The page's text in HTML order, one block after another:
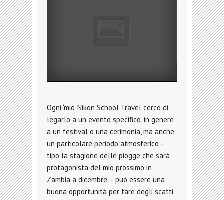
Ogni ‘mio’ Nikon School Travel cerco di
legarlo a un evento specifico, in genere
a un festival o una cerimonia, ma anche
un particolare periodo atmosferico –
tipo la stagione delle piogge che sarà
protagonista del mio prossimo in
Zambia a dicembre – può essere una
buona opportunità per fare degli scatti